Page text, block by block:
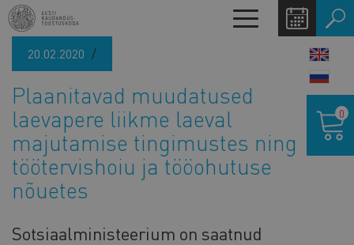
Liigu
edasi
põhisisu
Toggle
navigation
20.02.2020
Plaanitavad muudatused
laevapere liikme laeval
majutamise tingimustes ning
töötervishoiu ja tööohutuse
nõuetes
Sotsiaalministeerium on saatnud
0